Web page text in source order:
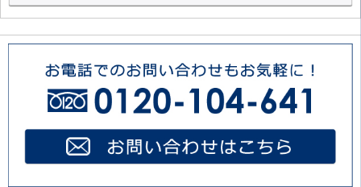
川崎市 川崎区（20件）
横須賀市（2件）
藤沢市（1件）
大和市（2件）
海老名市（1件）